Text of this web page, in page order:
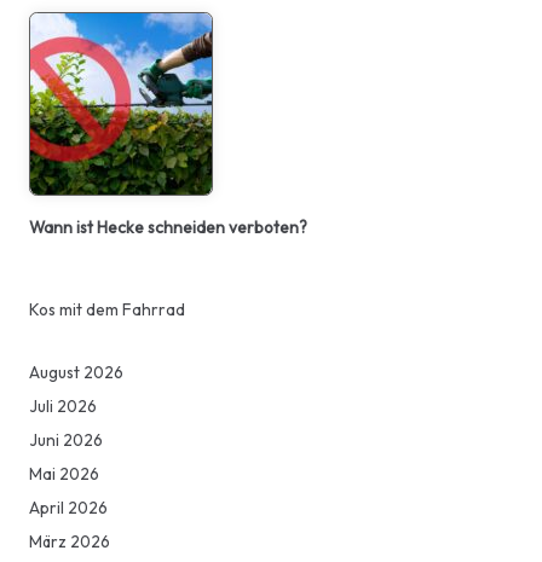
Wann ist Hecke schneiden verboten?
Kos mit dem Fahrrad
August 2026
Juli 2026
Juni 2026
Mai 2026
April 2026
März 2026